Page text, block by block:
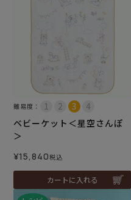
難易度：
ベビーケット＜星空さんぽ
＞
¥15,840税込
カートに入れる